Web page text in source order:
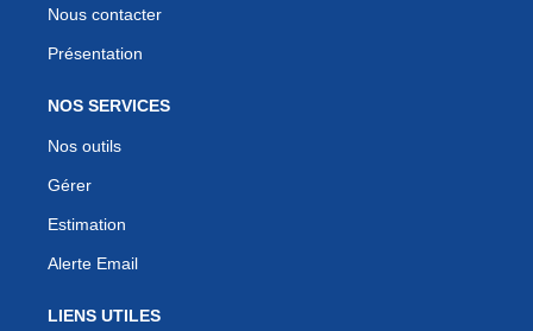
Nous contacter
Présentation
NOS SERVICES
Nos outils
Gérer
Estimation
Alerte Email
LIENS UTILES